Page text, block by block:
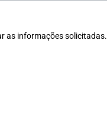
as informações solicitadas.